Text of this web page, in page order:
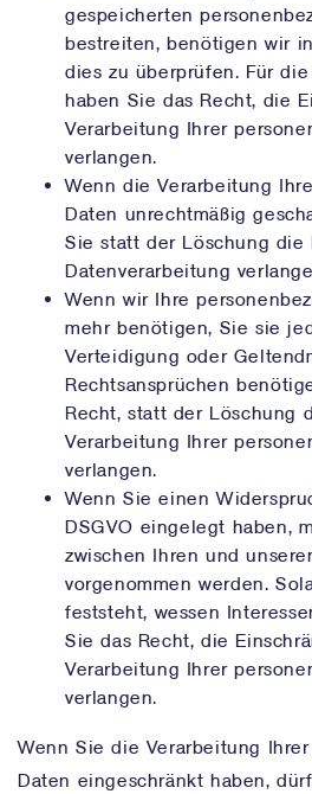
gespeicherten
bestreiten, benötigen wir
dies zu überprüfen. Für
haben Sie das Recht, die
Verarbeitung Ihrer
verlangen.
Wenn die Verarbeitung
Daten unrechtmäßig
Sie statt der Löschung die
Datenverarbeitung
Wenn wir Ihre
mehr benötigen, Sie sie
Verteidigung oder
Rechtsansprüchen
Recht, statt der Löschung
Verarbeitung Ihrer
verlangen.
Wenn Sie einen
DSGVO eingelegt haben,
zwischen Ihren und
vorgenommen werden.
feststeht, wessen
Sie das Recht, die
Verarbeitung Ihrer
verlangen.
Wenn Sie die Verarbeitung
Daten eingeschränkt haben,